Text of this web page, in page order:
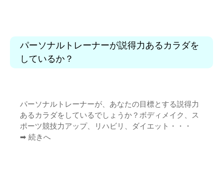
パーソナルトレーナーが説得力あるカラダを
しているか？
パーソナルトレーナーが、あなたの目標とする説得力
あるカラダをしているでしょうか？ボディメイク、ス
ポーツ競技力アップ、リハビリ、ダイエット・・・
➡︎ 続きへ